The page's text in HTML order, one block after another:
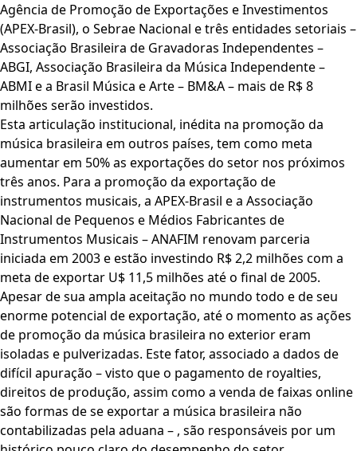
Agência de Promoção de Exportações e Investimentos
(APEX-Brasil), o Sebrae Nacional e três entidades setoriais –
Associação Brasileira de Gravadoras Independentes –
ABGI, Associação Brasileira da Música Independente –
ABMI e a Brasil Música e Arte – BM&A – mais de R$ 8
milhões serão investidos.
Esta articulação institucional, inédita na promoção da
música brasileira em outros países, tem como meta
aumentar em 50% as exportações do setor nos próximos
três anos. Para a promoção da exportação de
instrumentos musicais, a APEX-Brasil e a Associação
Nacional de Pequenos e Médios Fabricantes de
Instrumentos Musicais – ANAFIM renovam parceria
iniciada em 2003 e estão investindo R$ 2,2 milhões com a
meta de exportar U$ 11,5 milhões até o final de 2005.
Apesar de sua ampla aceitação no mundo todo e de seu
enorme potencial de exportação, até o momento as ações
de promoção da música brasileira no exterior eram
isoladas e pulverizadas. Este fator, associado a dados de
difícil apuração – visto que o pagamento de royalties,
direitos de produção, assim como a venda de faixas online
são formas de se exportar a música brasileira não
contabilizadas pela aduana – , são responsáveis por um